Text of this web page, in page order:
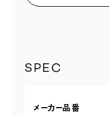
SPEC
メーカー品番